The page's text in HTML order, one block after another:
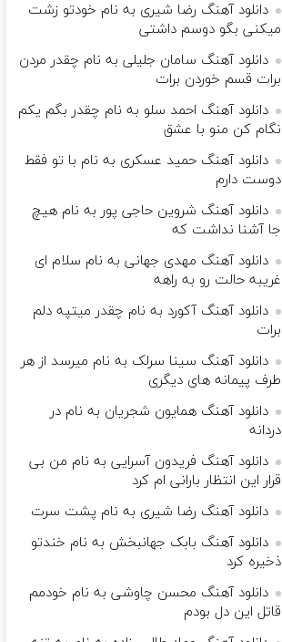
دانلود آهنگ رضا شیری به نام ﺧﻮدﺗﻮ زﺷﺖ
ﻣﻴﻜﻨﻰ ﺑﮕﻮ دوﺳﻢ داﺷﺘﻰ
دانلود آهنگ سامان جلیلی به نام چقدر مردن
برات قسم خوردن برات
دانلود آهنگ احمد سلو به نام چقدر بگم یکم
نگام کن منو با عشق
دانلود آهنگ حمید عسکری به نام با تو فقط
دوست دارم
دانلود آهنگ شروین حاجی پور به نام هیچ
جا آشنا نداشت که
دانلود آهنگ مهدی جهانی به نام سلام ای
غریبه حالت رو به راهه
دانلود آهنگ آکورد به نام چقدر میتپه دلم
برات
دانلود آهنگ سینا سرلک به نام ﻣﻴﺮﺳﺪ از ﻫﺮ
ﻃﺮف ﭘﻴﻤﺎﻧﻪ ﻫﺎی دﻳﮕﺮی
دانلود آهنگ همایون شجریان به نام در
دردانه
دانلود آهنگ فریدون آسرایی به نام من بی
قرار این انتظار بارانی ام کرد
دانلود آهنگ رضا شیری به نام پشت سرت
دانلود آهنگ بابک جهانبخش به نام خندتو
ذخیره کرد
دانلود آهنگ محسن چاوشی به نام خودمم
قاتل این دل بودم